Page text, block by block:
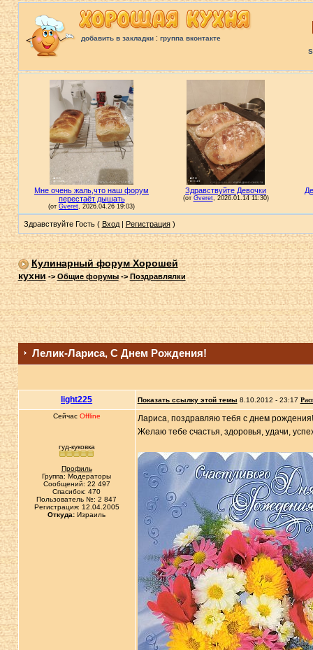
добавить в закладки: группа вконтакте
Здравствуйте Гость ( Вход| Регистрация)
Кулинарный форум Хорошей
кухни->Общие форумы-> Поздравлялки
Лелик-Лариса, С Днем Рождения!
light225 Показать ссылку этой темы 8.10.2012 - 23:17
Сейчас Offline
гуд-куковка
Профиль
Группа: Модераторы
Сообщений: 22 497
Спасибок: 470
Пользователь №: 2 847
Регистрация: 12.04.2005
Откуда: Израиль
Лариса, поздравляю тебя с днем
Желаю тебе счастья, здоровья, удачи,